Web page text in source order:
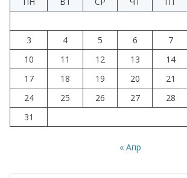
3
4 5 6 7
10
11 12 13 14
17
18 19 20 21
24
25 26 27 28
31
« Апр